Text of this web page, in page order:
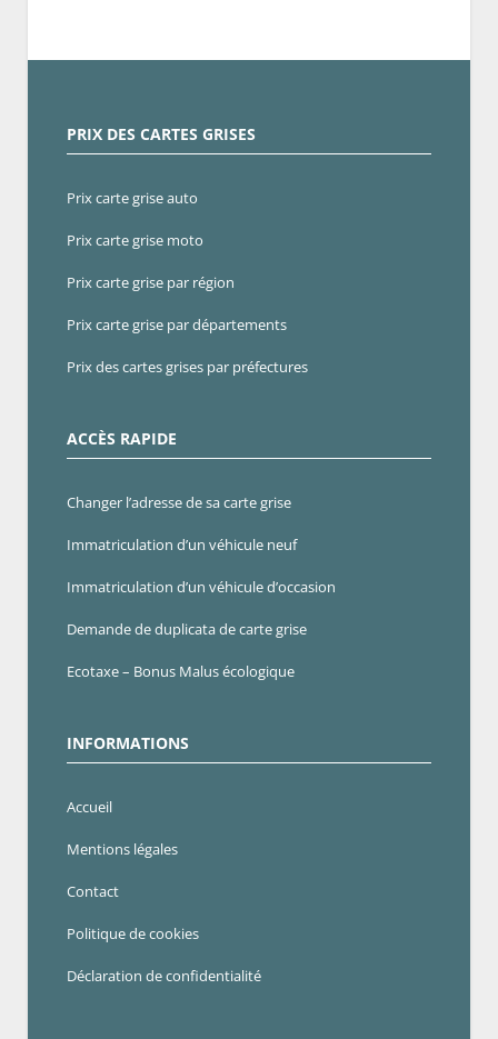
PRIX DES CARTES GRISES
Prix carte grise auto
Prix carte grise moto
Prix carte grise par région
Prix carte grise par départements
Prix des cartes grises par préfectures
ACCÈS RAPIDE
Changer l’adresse de sa carte grise
Immatriculation d’un véhicule neuf
Immatriculation d’un véhicule d’occasion
Demande de duplicata de carte grise
Ecotaxe – Bonus Malus écologique
INFORMATIONS
Accueil
Mentions légales
Contact
Politique de cookies
Déclaration de confidentialité